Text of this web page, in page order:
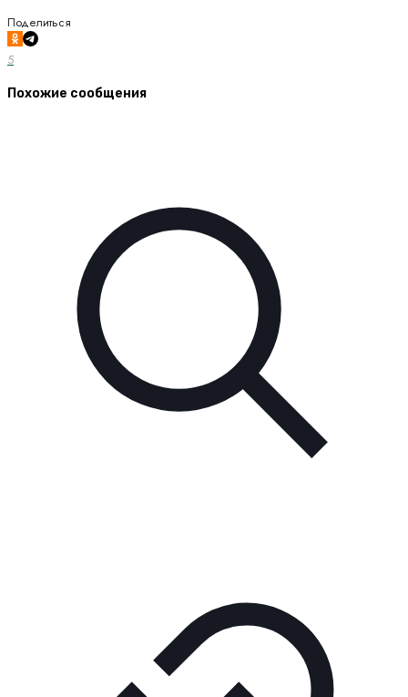
Поделиться
5
Похожие сообщения